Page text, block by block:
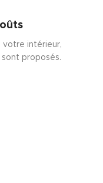
votre intérieur,
proposés.